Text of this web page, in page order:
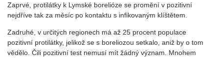
Zaprvé, protilátky k Lymské borelióze se promění v pozitivní
nejdříve tak za měsíc po kontaktu s infikovaným klíštětem.
Zadruhé, v určitých regionech má až 25 procent populace
pozitivní protilátky, jelikož se s boreliozou setkalo, aniž by o tom
vědělo. Čili pozitivní test nemusí mít žádný význam. Mnohem